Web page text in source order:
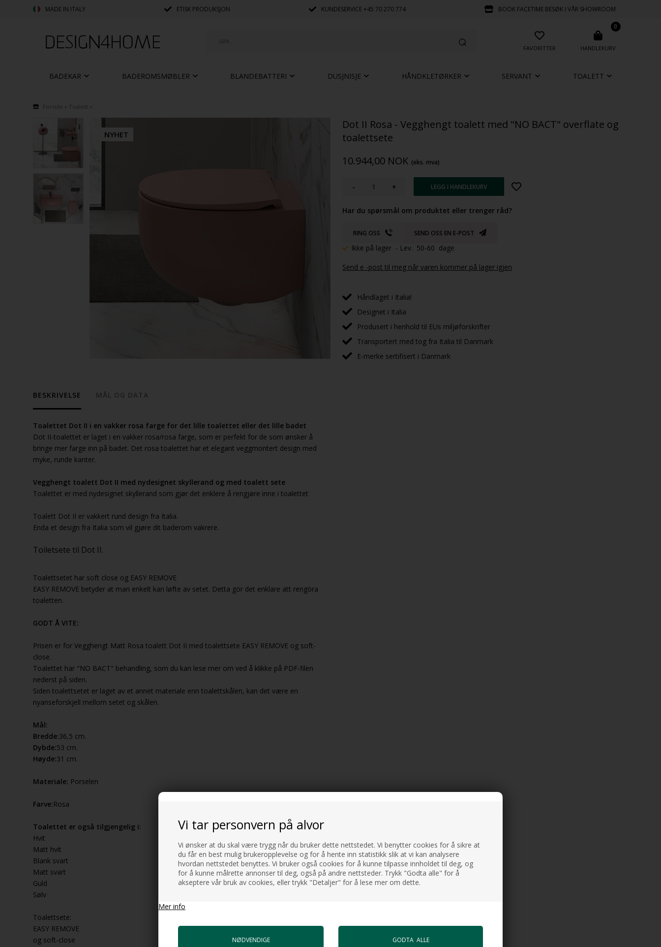
Vi tar personvern på alvor
Vi ønsker at du skal være trygg når du bruker dette nettstedet. Vi benytter cookies for å sikre at
du får en best mulig brukeropplevelse og for å hente inn statistikk slik at vi kan analysere
hvordan nettstedet benyttes. Vi bruker også cookies for å kunne tilpasse innholdet til deg, og
for å kunne målrette annonser til deg, også på andre nettsteder. Trykk "Godta alle" for å
akseptere vår bruk av cookies, eller trykk "Detaljer" for å lese mer om dette.
Mer info
MADE IN ITALY ETISK PRODUKSJON KUNDESERVICE +45 70 270 774 BOOK FACETIME BESØK I VÅR SHOWROOM
FAVORITTER
0
HANDLEKURV
BADEKAR BADEROMSMØBLER BLANDEBATTERI DUSJNISJE HÅNDKLETØRKER SERVANT TOALETT
Forside Toalett
NYHET
Dot II Rosa - Vegghengt toalett med "NO BACT" overflate og
toalettsete
10.944,00 NOK (eks. mva)
- +
Har du spørsmål om produktet eller trenger råd?
RING OSS SEND OSS EN E-POST
Ikke på lager - Lev. 50-60 dage
Send e -post til meg når varen kommer på lager igjen
Håndlaget i Italia!
Designet i Italia
Produsert i henhold til EUs miljøforskrifter
Transportert med tog fra Italia til Danmark
E-merke sertifisert i Danmark
BESKRIVELSE MÅL OG DATA
Toalettet Dot II i en vakker rosa farge for det lille toalettet eller det lille badet
Dot II-toalettet er laget i en vakker rosa/rosa farge, som er perfekt for de som ønsker å
bringe mer farge inn på badet. Det rosa toalettet har et elegant veggmontert design med
myke, runde kanter.
Vegghengt toalett Dot II med nydesignet skyllerand og med toalett sete
Toalettet er med nydesignet skyllerand som gjør det enklere å rengjøre inne i toalettet
Toalett Dot II er vakkert rund design fra Italia.
Enda et design fra Italia som vil gjøre dit baderom vakrere.
Toiletsete til Dot II.
Toalettsetet har soft close og EASY REMOVE
EASY REMOVE betyder at man enkelt kan løfte av setet. Detta gör det enklare att rengöra
toaletten.
GODT Å VITE:
Prisen er for Vegghengt Matt Rosa toalett Dot II med toalettsete EASY REMOVE og soft-
close.
Toalettet har "NO BACT" behandling, som du kan lese mer om ved å klikke på PDF-filen
nederst på siden.
Siden toalettsetet er laget av et annet materiale enn toalettskålen, kan det være en
nyanseforskjell mellom setet og skålen.
Mål:
Bredde:36,5 cm.
Dybde:53 cm.
Høyde:31 cm.
Materiale: Porselen
Farve:Rosa
Toalettet er også tilgjengelig i:
Hvit
Matt hvit
Blank svart
Matt svart
Guld
Sølv
Toalettsete:
EASY REMOVE
og soft-close